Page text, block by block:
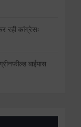
रही कांग्रेसः
बाईपास